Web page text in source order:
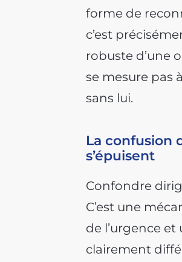
forme de
c’est
robuste d’une
se mesure pas
sans lui.
La confusion
s’épuisent
Confondre
C’est une
de l’urgence
clairement